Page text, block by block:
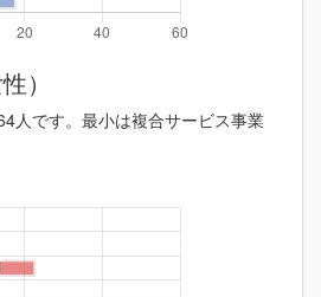
）
人です。最小は複合サービス事業